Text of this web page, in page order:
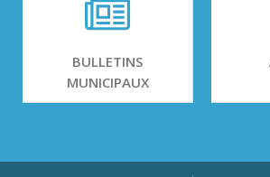
BULLETINS
MUNICIPAUX